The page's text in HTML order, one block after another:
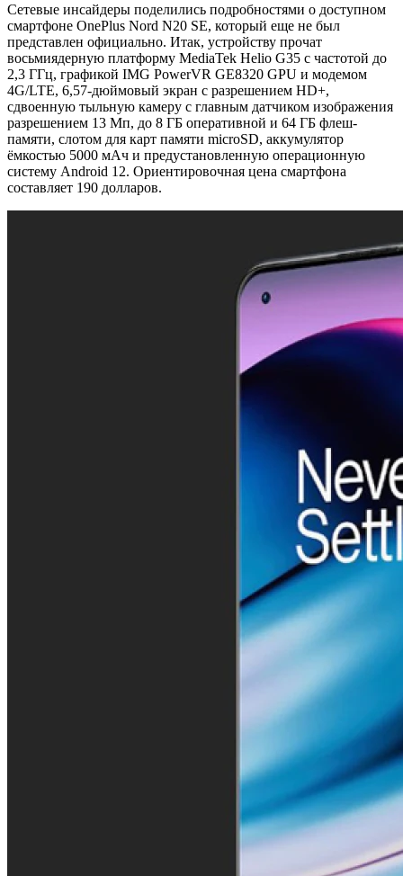
Сетевые инсайдеры поделились подробностями о доступном
смартфоне OnePlus Nord N20 SE, который еще не был
представлен официально. Итак, устройству прочат
восьмиядерную платформу MediaTek Helio G35 с частотой до
2,3 ГГц, графикой IMG PowerVR GE8320 GPU и модемом
4G/LTE, 6,57-дюймовый экран с разрешением HD+,
сдвоенную тыльную камеру с главным датчиком изображения
разрешением 13 Мп, до 8 ГБ оперативной и 64 ГБ флеш-
памяти, слотом для карт памяти microSD, аккумулятор
ёмкостью 5000 мАч и предустановленную операционную
систему Android 12. Ориентировочная цена смартфона
составляет 190 долларов.